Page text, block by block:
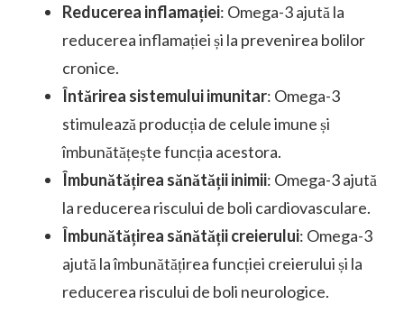
Reducerea inflamației: Omega-3 ajută la
reducerea inflamației și la prevenirea bolilor
cronice.
Întărirea sistemului imunitar: Omega-3
stimulează producția de celule imune și
îmbunătățește funcția acestora.
Îmbunătățirea sănătății inimii: Omega-3 ajută
la reducerea riscului de boli cardiovasculare.
Îmbunătățirea sănătății creierului: Omega-3
ajută la îmbunătățirea funcției creierului și la
reducerea riscului de boli neurologice.